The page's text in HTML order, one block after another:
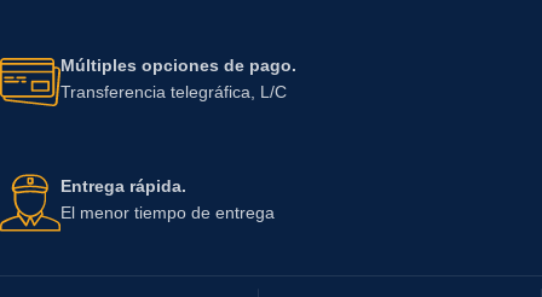
Múltiples opciones de pago.
Transferencia telegráfica, L/C
Entrega rápida.
El menor tiempo de entrega